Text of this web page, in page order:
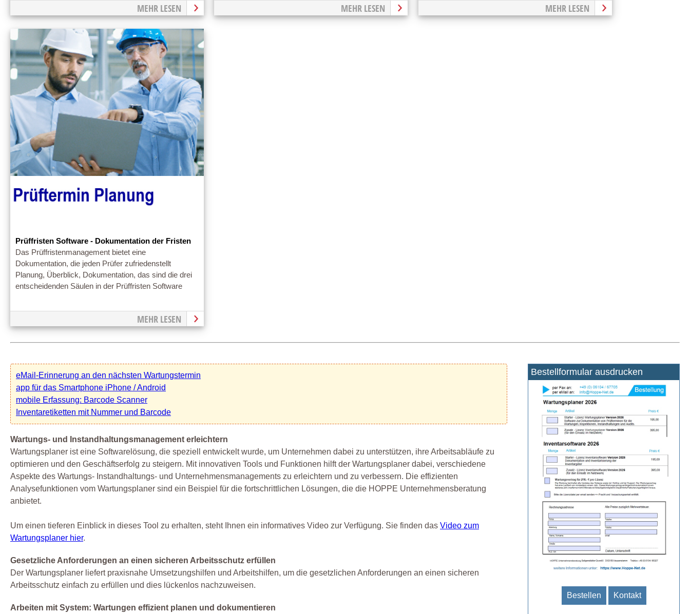
MEHR LESEN MEHR LESEN MEHR LESEN
Prüffristen Software - Dokumentation der Fristen
Das Prüffristenmanagement bietet eine
Dokumentation, die jeden Prüfer zufriedenstellt
Planung, Überblick, Dokumentation, das sind die drei
entscheidenden Säulen in der Prüffristen Software
MEHR LESEN
eMail-Erinnerung an den nächsten Wartungstermin
app für das Smartphone iPhone / Android
mobile Erfassung: Barcode Scanner
Inventaretiketten mit Nummer und Barcode
Wartungs- und Instandhaltungsmanagement erleichtern
Wartungsplaner ist eine Softwarelösung, die speziell entwickelt wurde, um Unternehmen dabei zu unterstützen, ihre Arbeitsabläufe zu
optimieren und den Geschäftserfolg zu steigern. Mit innovativen Tools und Funktionen hilft der Wartungsplaner dabei, verschiedene
Aspekte des Wartungs- Instandhaltungs- und Unternehmensmanagements zu erleichtern und zu verbessern. Die effizienten
Analysefunktionen vom Wartungsplaner sind ein Beispiel für die fortschrittlichen Lösungen, die die HOPPE Unternehmensberatung
anbietet.
Um einen tieferen Einblick in dieses Tool zu erhalten, steht Ihnen ein informatives Video zur Verfügung. Sie finden das Video zum
Wartungsplaner hier.
Gesetzliche Anforderungen an einen sicheren Arbeitsschutz erfüllen
Der Wartungsplaner liefert praxisnahe Umsetzungshilfen und Arbeitshilfen, um die gesetzlichen Anforderungen an einen sicheren
Arbeitsschutz einfach zu erfüllen und dies lückenlos nachzuweisen.
Arbeiten mit System: Wartungen effizient planen und dokumentieren
Bestellformular ausdrucken
Bestellen Kontakt